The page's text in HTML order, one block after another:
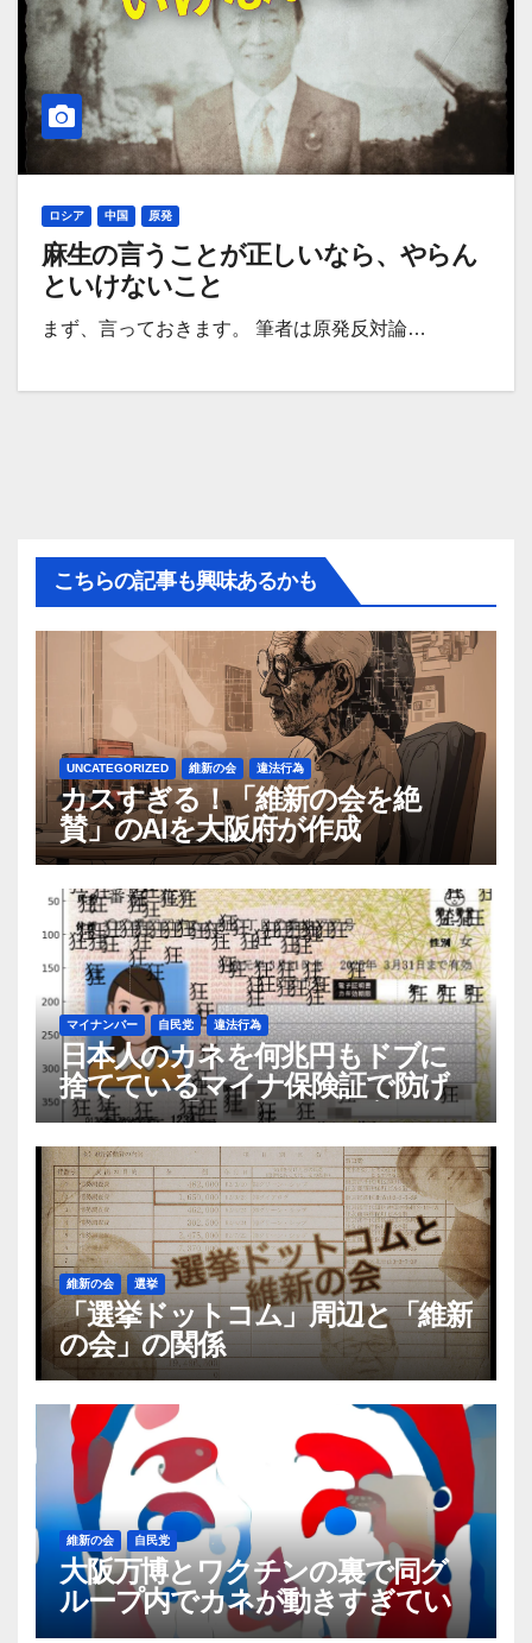
ロシア 中国 原発
麻生の言うことが正しいなら、やらん
といけないこと
まず、言っておきます。 筆者は原発反対論…
こちらの記事も興味あるかも
UNCATEGORIZED 維新の会 違法行為
カスすぎる！「維新の会を絶
賛」のAIを大阪府が作成
マイナンバー 自民党 違法行為
日本人のカネを何兆円もドブに
捨てているマイナ保険証で防げ
るらしい「保険証の不正利用」は
実際何件あるのか
維新の会 選挙
「選挙ドットコム」周辺と「維新
の会」の関係
維新の会 自民党
大阪万博とワクチンの裏で同グ
ループ内でカネが動きすぎてい
る